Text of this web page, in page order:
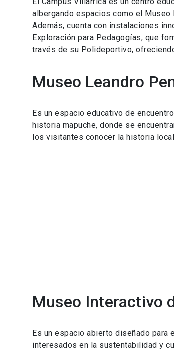
albergando espacios como el Museo
Además, cuenta con instalaciones
Exploración para Pedagogías, que
través de su Polideportivo,
Museo Leandro
Es un espacio educativo de
historia mapuche, donde se
los visitantes conocer la historia
Museo Interactivo
Es un espacio abierto diseñado
interesados en la sustentabilidad y